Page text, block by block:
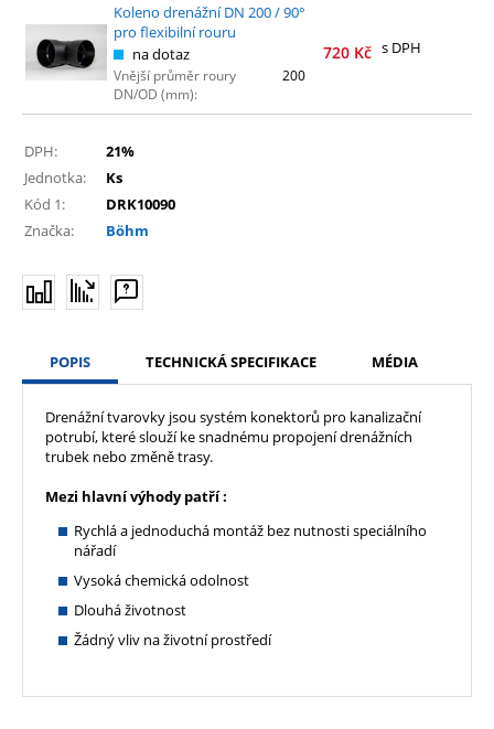
Koleno drenážní DN 200 / 90°
pro flexibilní rouru
na dotaz
Vnější průměr roury
DN/OD (mm):
200
720 Kč s DPH
DPH:
21%
Jednotka:
Ks
Kód 1:
DRK10090
Značka:
Böhm
POPIS TECHNICKÁ SPECIFIKACE MÉDIA
Drenážní tvarovky jsou systém konektorů pro kanalizační
potrubí, které slouží ke snadnému propojení drenážních
trubek nebo změně trasy.
Mezi hlavní výhody patří :
Rychlá a jednoduchá montáž bez nutnosti speciálního
nářadí
Vysoká chemická odolnost
Dlouhá životnost
Žádný vliv na životní prostředí